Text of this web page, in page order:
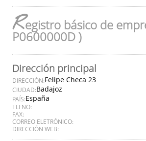
Registro básico de
P0600000D )
Dirección principal
DIRECCIÓN:Felipe Checa 23
CIUDAD:Badajoz
PAÍS:España
TLFNO:
FAX:
CORREO ELETRÓNICO:
DIRECCIÓN WEB: